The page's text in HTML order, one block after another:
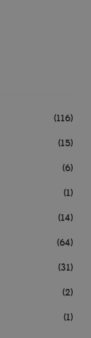
(116)
(15)
(6)
(1)
(14)
(64)
(31)
(2)
(1)